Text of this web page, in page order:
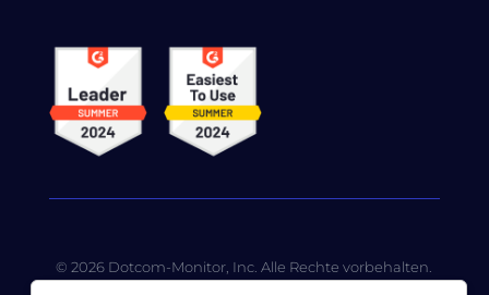
© 2026 Dotcom-Monitor, Inc. Alle Rechte vorbehalten.